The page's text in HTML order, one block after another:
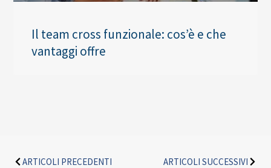
Il team cross funzionale: cos’è e che
vantaggi offre
ARTICOLI PRECEDENTI
ARTICOLI SUCCESSIVI